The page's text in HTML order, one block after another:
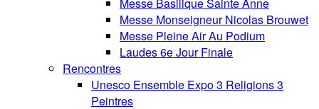
Messe Basilique Sainte Anne
Messe Monseigneur Nicolas Brouwet
Messe Pleine Air Au Podium
Laudes 6e Jour Finale
Rencontres
Unesco Ensemble Expo 3 Religions 3
Peintres